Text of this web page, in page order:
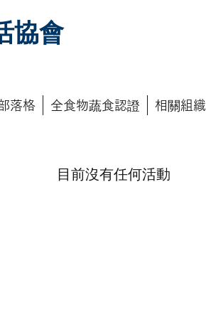
協會
落格 全食物蔬食認證 相關組織
目前沒有任何活動